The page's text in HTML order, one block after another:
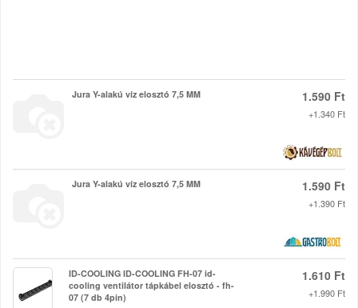
Jura Y-alakú víz elosztó 7,5 MM 1.590 Ft
+1.340 Ft
Jura Y-alakú víz elosztó 7,5 MM 1.590 Ft
+1.390 Ft
ID-COOLING ID-COOLING FH-07 id-
cooling ventilátor tápkábel elosztó - fh-
07 (7 db 4pin)
1.610 Ft
+1.990 Ft